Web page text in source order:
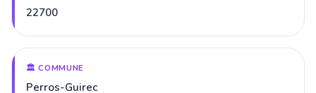
22700
🏛️ COMMUNE
Perros-Guirec